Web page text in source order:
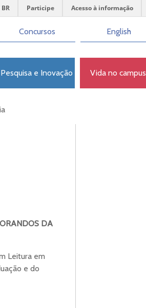
Participe Acesso à informação
Concursos English
Pesquisa e Inovação Vida no campus
DA
Leitura em
e do